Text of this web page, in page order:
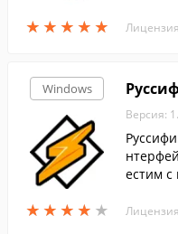
★ ★ ★ ★ ★
★ ★ ★ ★ ★
Windows
★ ★ ★ ★ ★
★ ★ ★ ★ ★
Версия:
естим с